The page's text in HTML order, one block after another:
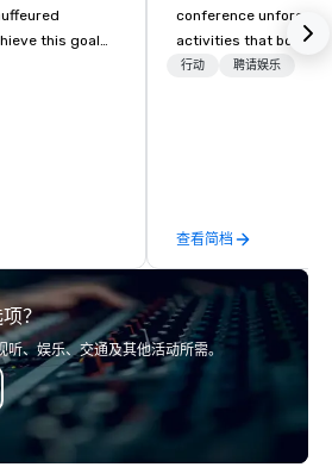
this goal
the
to the
professional
support staff;
you travel
conference
activities that boost
lower carbon
行动 聘请娱乐
查看简档
？
、娱乐、交通及其他活动所需。